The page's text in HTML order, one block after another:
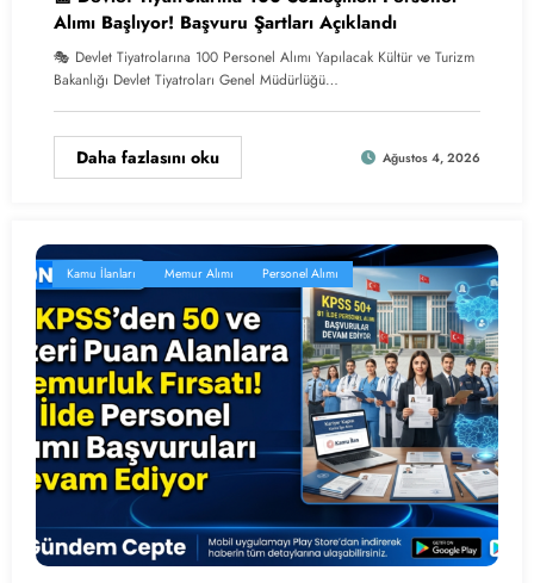
Alımı Başlıyor! Başvuru Şartları Açıklandı
🎭 Devlet Tiyatrolarına 100 Personel Alımı Yapılacak Kültür ve Turizm
Bakanlığı Devlet Tiyatroları Genel Müdürlüğü…
Daha fazlasını oku Ağustos 4, 2026
Kamu İlanları Memur Alımı Personel Alımı